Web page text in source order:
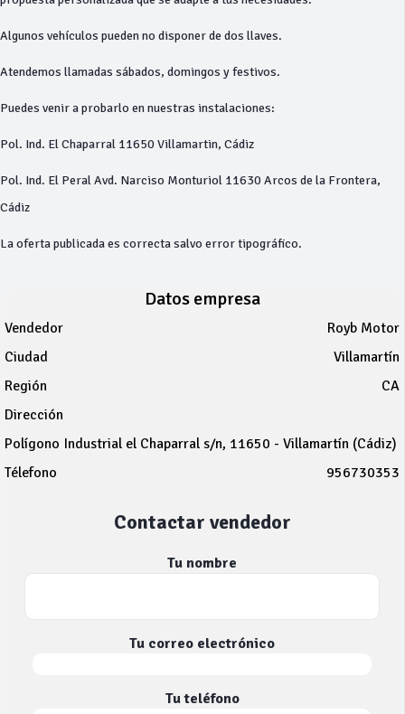
Algunos vehículos pueden no disponer de dos llaves.
Atendemos llamadas sábados, domingos y festivos.
Puedes venir a probarlo en nuestras instalaciones:
Pol. Ind. El Chaparral 11650 Villamartin, Cádiz
Pol. Ind. El Peral Avd. Narciso Monturiol 11630 Arcos de la Frontera,
Cádiz
La oferta publicada es correcta salvo error tipográfico.
Datos empresa
Vendedor
Royb Motor
Ciudad
Villamartín
Región
CA
Dirección
Polígono Industrial el Chaparral s/n, 11650 - Villamartín (Cádiz)
Télefono
956730353
Contactar vendedor
Tu nombre
Tu correo electrónico
Tu teléfono